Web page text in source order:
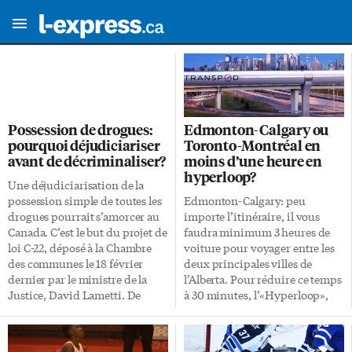
Possession de drogues:
pourquoi déjudiciariser
avant de décriminaliser?
Une déjudiciarisation de la
possession simple de toutes les
drogues pourrait s’amorcer au
Canada. C’est le but du projet de
loi C-22, déposé à la Chambre
des communes le 18 février
dernier par le ministre de la
Justice, David Lametti. De
mais «pas sur le terrain», jugent
des organismes qui luttent
Edmonton-Calgary ou
Toronto-Montréal en
moins d’une heure en
hyperloop?
Edmonton-Calgary: peu
importe l’itinéraire, il vous
faudra minimum 3 heures de
voiture pour voyager entre les
deux principales villes de
l’Alberta. Pour réduire ce temps
à 30 minutes, l’«Hyperloop»,
plus rapide que l’avion et sans
combustibles, est l’une des